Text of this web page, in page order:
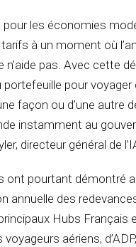
les économies
à un moment où
pas. Avec cette
pour
façon ou d’une autre
instamment au
directeur général de
ont pourtant démontré
annuelle des
Hubs
aériens,